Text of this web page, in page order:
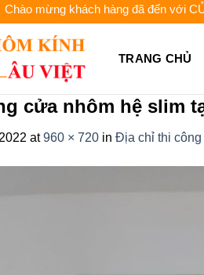
mừng khách hàng đã đến với CỬA
TRANG CHỦ
cửa nhôm hệ slim
at960 × 720 in Địa chỉ thi